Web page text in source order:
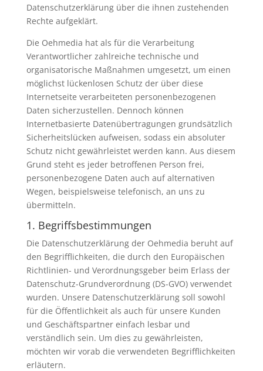
Datenschutzerklärung über die ihnen zustehenden
Rechte aufgeklärt.
Die Oehmedia hat als für die Verarbeitung
Verantwortlicher zahlreiche technische und
organisatorische Maßnahmen umgesetzt, um einen
möglichst lückenlosen Schutz der über diese
Internetseite verarbeiteten personenbezogenen
Daten sicherzustellen. Dennoch können
Internetbasierte Datenübertragungen grundsätzlich
Sicherheitslücken aufweisen, sodass ein absoluter
Schutz nicht gewährleistet werden kann. Aus diesem
Grund steht es jeder betroffenen Person frei,
personenbezogene Daten auch auf alternativen
Wegen, beispielsweise telefonisch, an uns zu
übermitteln.
1. Begriffsbestimmungen
Die Datenschutzerklärung der Oehmedia beruht auf
den Begrifflichkeiten, die durch den Europäischen
Richtlinien- und Verordnungsgeber beim Erlass der
Datenschutz-Grundverordnung (DS-GVO) verwendet
wurden. Unsere Datenschutzerklärung soll sowohl
für die Öffentlichkeit als auch für unsere Kunden
und Geschäftspartner einfach lesbar und
verständlich sein. Um dies zu gewährleisten,
möchten wir vorab die verwendeten Begrifflichkeiten
erläutern.